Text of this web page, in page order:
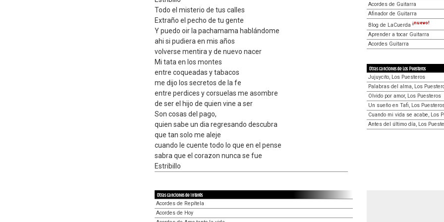
Todo el misterio de tus calles
Extraño el pecho de tu gente
Y puedo oir la pachamama hablándome
ahi si pudiera en mis años
volverse mentira y de nuevo nacer
Mi tata en los montes
entre coqueadas y tabacos
me dijo los secretos de la fe
entre perdices y corsuelas me asombre
de ser el hijo de quien vine a ser
Son cosas del pago,
quien sabe un dia regresando descubra
que tan solo me aleje
cuando le cuente todo lo que en el pense
sabra que el corazon nunca se fue
Estribillo
Acordes de Guitarra
Afinador de Guitarra
Blog de LaCuerda ¡nuevo!
Aprender a tocar Guitarra
Acordes Guitarra
Otras canciones de Los Puesteros
Jujuycito, Los Puesteros
Palabras del alma, Los
Olvido por amor, Los Puesteros
Un sueño en Tafi, Los
Cuando mi vida se acabe, Los
Antes del último día, Los
Otras canciones de interés
Acordes de Repítela
Acordes de Hoy